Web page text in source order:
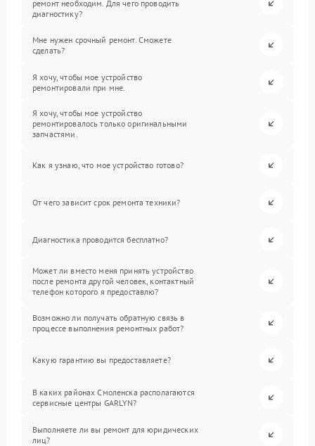
ремонт необходим. Для чего проводить
диагностику?
Мне нужен срочный ремонт. Сможете
сделать?
Я хочу, чтобы мое устройство
ремонтировали при мне.
Я хочу, чтобы мое устройство
ремонтировалось только оригинальными
запчастями.
Как я узнаю, что мое устройство готово?
От чего зависит срок ремонта техники?
Диагностика проводится бесплатно?
Может ли вместо меня принять устройство
после ремонта другой человек, контактный
телефон которого я предоставлю?
Возможно ли получать обратную связь в
процессе выполнения ремонтных работ?
Какую гарантию вы предоставляете?
В каких районах Смоленска располагаются
сервисные центры GARLYN?
Выполняете ли вы ремонт для юридических
лиц?